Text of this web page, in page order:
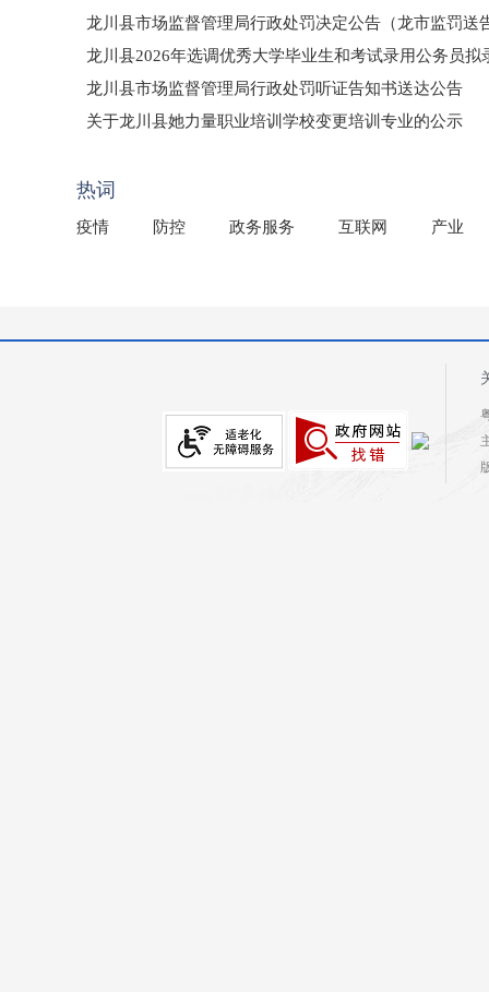
龙川县市场监督管理局行政处罚决定公告（龙市监罚送
龙川县2026年选调优秀大学毕业生和考试录用公务员拟
龙川县市场监督管理局行政处罚听证告知书送达公告
（龙市监罚送告〔2026〕71号）
关于龙川县她力量职业培训学校变更培训专业的公示
热词
疫情 防控 政务服务 互联网 产业